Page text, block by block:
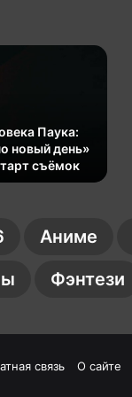
Паука:
новый день»
съёмок
Аниме
Фэнтези
связь О сайте